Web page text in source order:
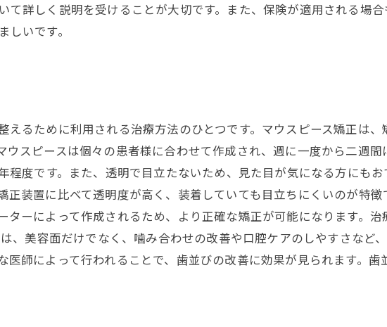
て詳しく説明を受けることが大切です。また、保険が適用される場
いです。
るために利用される治療方法のひとつです。マウスピース矯正は
ウスピースは個々の患者様に合わせて作成され、週に一度から二週
程度です。また、透明で目立たないため、見た目が気になる方にも
装置に比べて透明度が高く、装着していても目立ちにくいのが特
ーによって作成されるため、より正確な矯正が可能になります。
、美容面だけでなく、噛み合わせの改善や口腔ケアのしやすさなど
師によって行われることで、歯並びの改善に効果が見られます。